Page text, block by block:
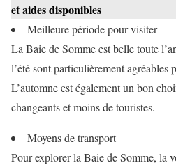
et aides disponibles
Meilleure période pour visiter
La Baie de Somme est belle toute
l’été sont particulièrement agréables
L’automne est également un bon
changeants et moins de touristes.
Moyens de transport
Pour explorer la Baie de Somme, la